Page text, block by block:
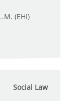
(EHI)
Social Law